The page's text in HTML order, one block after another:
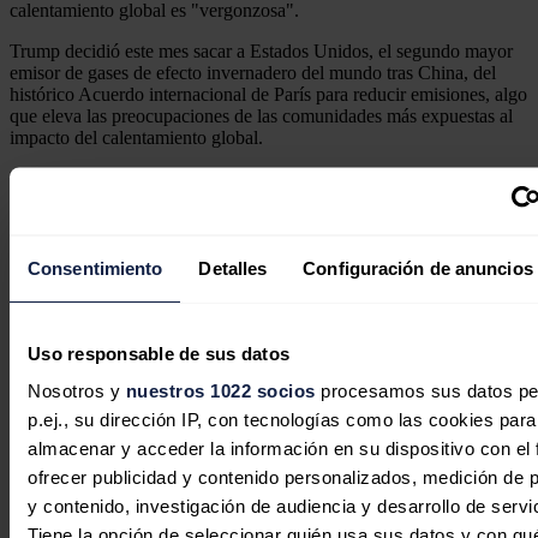
Consentimiento Detalles Configuración de anuncios
Uso responsable de sus datos
Nosotros y nuestros 1022 socios procesamos sus datos
p.ej., su dirección IP, con tecnologías como las cookies para
almacenar y acceder la información en su dispositivo con el
ofrecer publicidad y contenido personalizados, medición de
y contenido, investigación de audiencia y desarrollo de
calentamiento global es "vergonzosa".
Trump decidió este mes sacar a Estados Unidos, el segundo mayor
emisor de gases de efecto invernadero del mundo tras China, del
histórico Acuerdo internacional de París para reducir emisiones, algo
que eleva las preocupaciones de las comunidades más expuestas al
impacto del calentamiento global.
El día en que Trump anunció su decisión de separarse de un acuerdo
por las aguas".
Noticias relacionadas
Heelstone Renewable Energy,
compañía de Qualitas Energy,
adquiere un proyecto solar